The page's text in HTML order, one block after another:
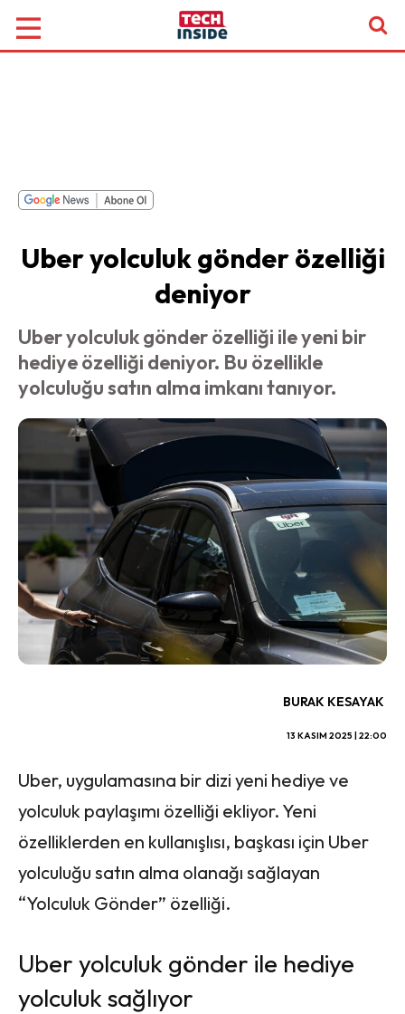
Uber yolculuk gönder özelliği
deniyor
Uber yolculuk gönder özelliği ile yeni bir
hediye özelliği deniyor. Bu özellikle
yolculuğu satın alma imkanı tanıyor.
BURAK KESAYAK
13 KASIM 2025 | 22:00
Uber, uygulamasına bir dizi yeni hediye ve
yolculuk paylaşımı özelliği ekliyor. Yeni
özelliklerden en kullanışlısı, başkası için Uber
yolculuğu satın alma olanağı sağlayan
“Yolculuk Gönder” özelliği.
Uber yolculuk gönder ile hediye
yolculuk sağlıyor